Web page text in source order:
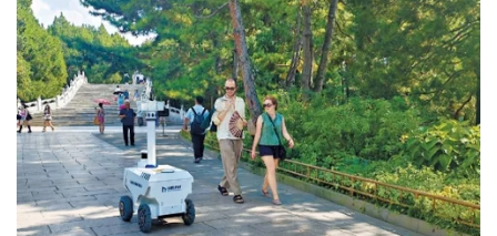
Kinh tế
Bất động sản
Khởi nghiệp
Thị trường
Giá vàng
Tiêu dùng
Tỷ giá
Chứng khoán
Giá cà phê